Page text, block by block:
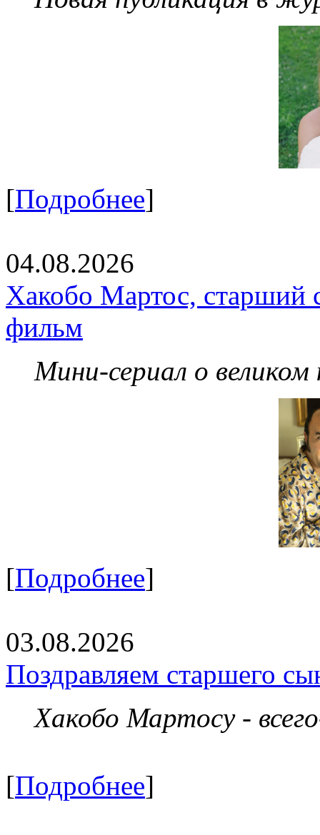
[Подробнее]
04.08.2026
Хакобо Мартос, старший
фильм
Мини-сериал о великом
[Подробнее]
03.08.2026
Поздравляем старшего
Хакобо Мартосу -
[Подробнее]